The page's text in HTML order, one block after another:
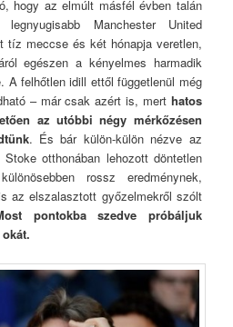
hogy az elmúlt másfél évben talán
Manchester United
tíz meccse és két hónapja veretlen,
egészen a kényelmes harmadik
A felhőtlen idill ettől függetlenül még
– már csak azért is, mert hatos
az utóbbi négy mérkőzésen
. És bár külön-külön nézve az
otthonában lehozott döntetlen
rossz eredménynek,
az elszalasztott győzelmekről szólt
pontokba szedve próbáljuk